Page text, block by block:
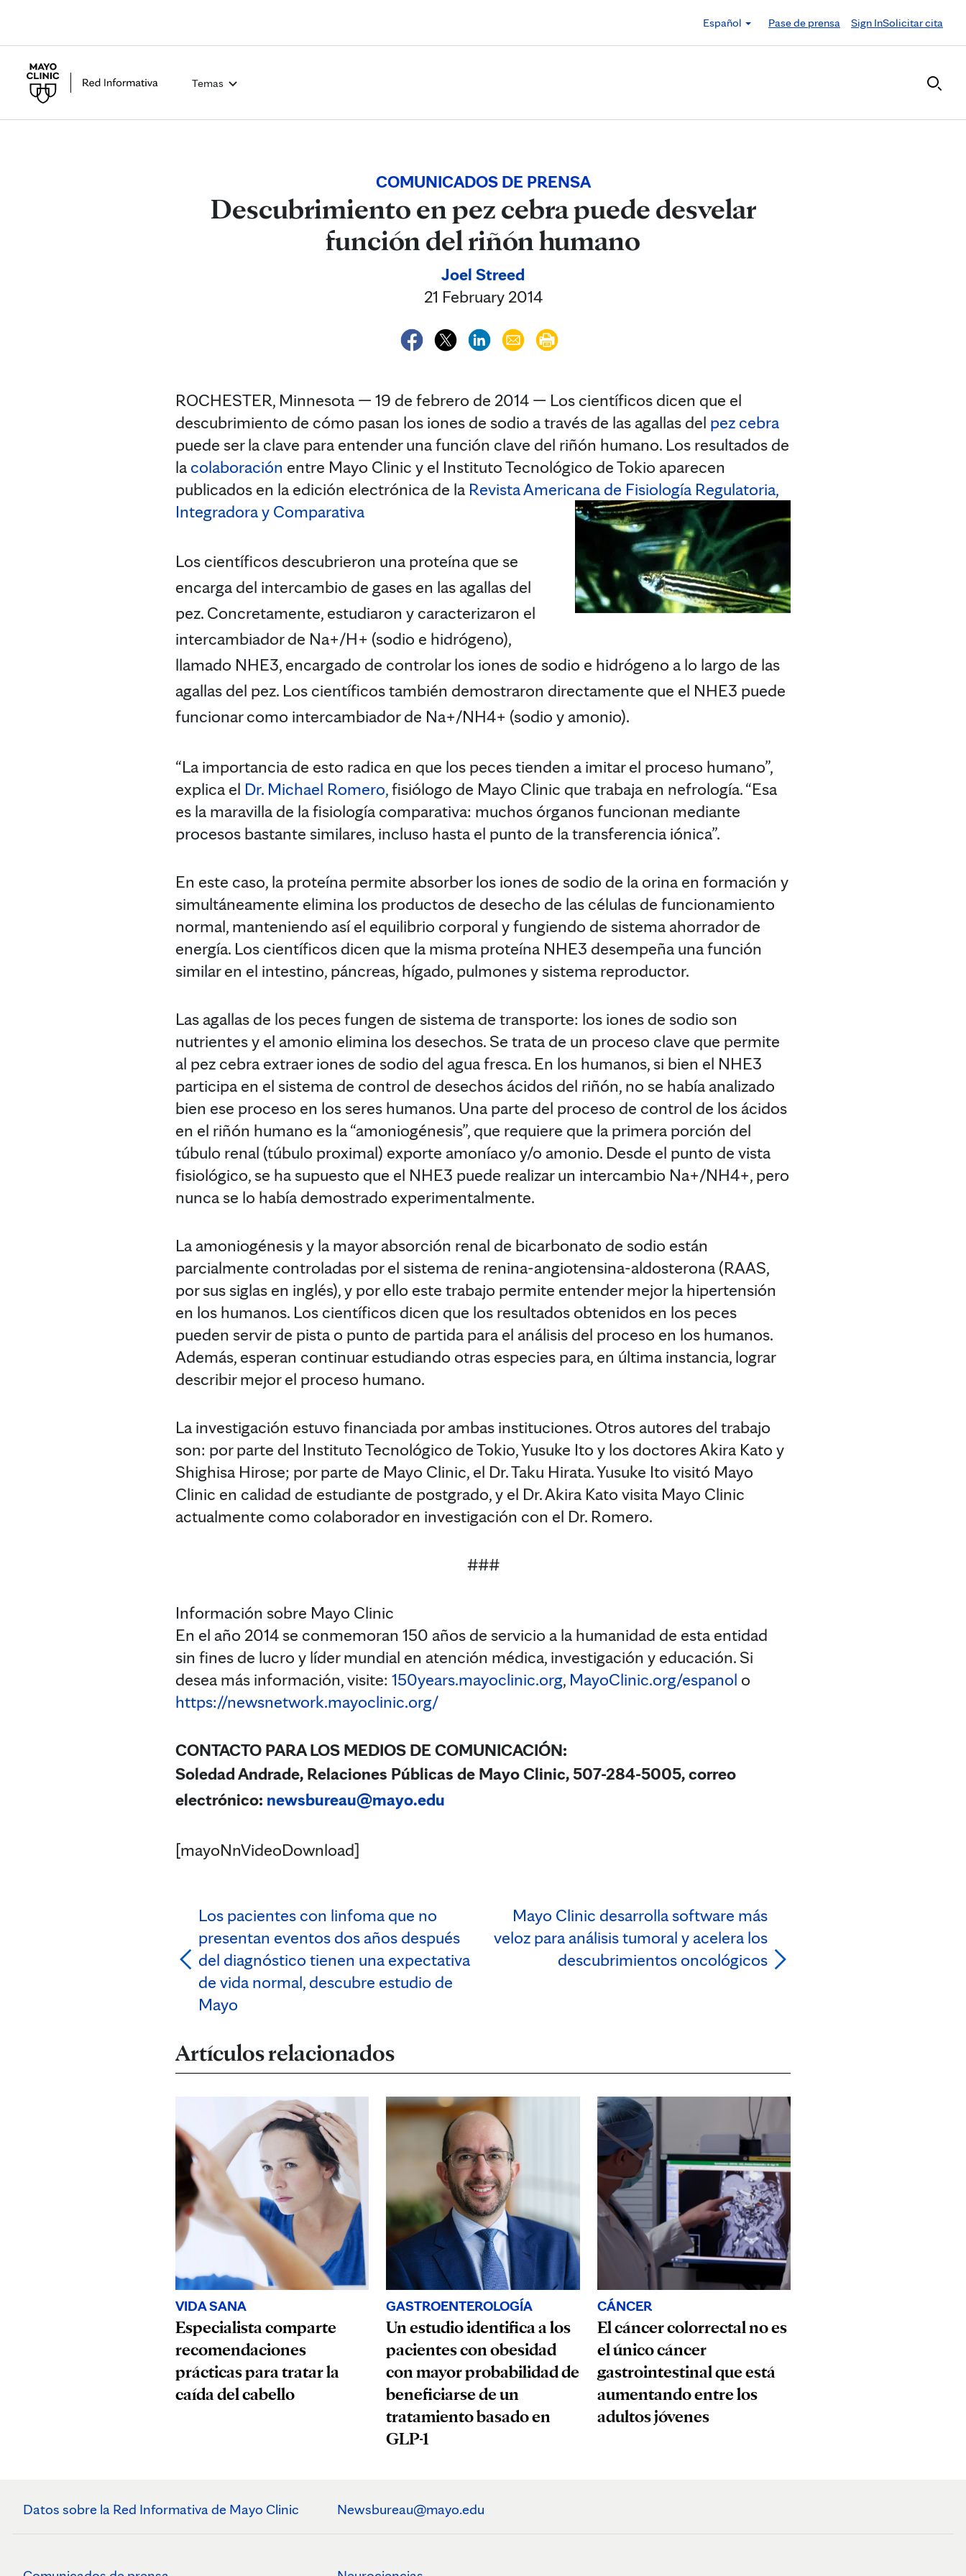
Español
Pase de prensa Sign InSolicitar cita
Temas
COMUNICADOS DE PRENSA
Descubrimiento en pez cebra puede desvelar
función del riñón humano
Joel Streed
21 February 2014
ROCHESTER, Minnesota — 19 de febrero de 2014 — Los científicos dicen que el
descubrimiento de cómo pasan los iones de sodio a través de las agallas del pez cebra
puede ser la clave para entender una función clave del riñón humano. Los resultados de
la colaboración entre Mayo Clinic y el Instituto Tecnológico de Tokio aparecen
publicados en la edición electrónica de la Revista Americana de Fisiología Regulatoria,
Integradora y Comparativa
Los científicos descubrieron una proteína que se
encarga del intercambio de gases en las agallas del
pez. Concretamente, estudiaron y caracterizaron el
intercambiador de Na+/H+ (sodio e hidrógeno),
llamado NHE3, encargado de controlar los iones de sodio e hidrógeno a lo largo de las
agallas del pez. Los científicos también demostraron directamente que el NHE3 puede
funcionar como intercambiador de Na+/NH4+ (sodio y amonio).
“La importancia de esto radica en que los peces tienden a imitar el proceso humano”,
explica el Dr. Michael Romero,fisiólogo de Mayo Clinic que trabaja en nefrología.“Esa
es la maravilla de la fisiología comparativa: muchos órganos funcionan mediante
procesos bastante similares, incluso hasta el punto de la transferencia iónica”.
En este caso, la proteína permite absorber los iones de sodio de la orina en formación y
simultáneamente elimina los productos de desecho de las células de funcionamiento
normal, manteniendo así el equilibrio corporal y fungiendo de sistema ahorrador de
energía. Los científicos dicen que la misma proteína NHE3 desempeña una función
similar en el intestino, páncreas, hígado, pulmones y sistema reproductor.
Las agallas de los peces fungen de sistema de transporte: los iones de sodio son
nutrientes y el amonio elimina los desechos. Se trata de un proceso clave que permite
al pez cebra extraer iones de sodio del agua fresca. En los humanos, si bien el NHE3
participa en el sistema de control de desechos ácidos del riñón, no se había analizado
bien ese proceso en los seres humanos. Una parte del proceso de control de los ácidos
en el riñón humano es la “amoniogénesis”, que requiere que la primera porción del
túbulo renal (túbulo proximal) exporte amoníaco y/o amonio. Desde el punto de vista
fisiológico, se ha supuesto que el NHE3 puede realizar un intercambio Na+/NH4+, pero
nunca se lo había demostrado experimentalmente.
La amoniogénesis y la mayor absorción renal de bicarbonato de sodio están
parcialmente controladas por el sistema de renina-angiotensina-aldosterona (RAAS,
por sus siglas en inglés), y por ello este trabajo permite entender mejor la hipertensión
en los humanos. Los científicos dicen que los resultados obtenidos en los peces
pueden servir de pista o punto de partida para el análisis del proceso en los humanos.
Además, esperan continuar estudiando otras especies para, en última instancia, lograr
describir mejor el proceso humano.
La investigación estuvo financiada por ambas instituciones. Otros autores del trabajo
son: por parte del Instituto Tecnológico de Tokio, Yusuke Ito y los doctores Akira Kato y
Shighisa Hirose; por parte de Mayo Clinic, el Dr. Taku Hirata. Yusuke Ito visitó Mayo
Clinic en calidad de estudiante de postgrado, y el Dr. Akira Kato visita Mayo Clinic
actualmente como colaborador en investigación con el Dr. Romero.
###
Información sobre Mayo Clinic
En el año 2014 se conmemoran 150 años de servicio a la humanidad de esta entidad
sin fines de lucro y líder mundial en atención médica, investigación y educación. Si
desea más información, visite: 150years.mayoclinic.org, MayoClinic.org/espanol o
https://newsnetwork.mayoclinic.org/
CONTACTO PARA LOS MEDIOS DE COMUNICACIÓN:
Soledad Andrade, Relaciones Públicas de Mayo Clinic, 507-284-5005, correo
electrónico: newsbureau@mayo.edu
[mayoNnVideoDownload]
Los pacientes con linfoma que no
presentan eventos dos años después
del diagnóstico tienen una expectativa
de vida normal, descubre estudio de
Mayo
Mayo Clinic desarrolla software más
veloz para análisis tumoral y acelera los
descubrimientos oncológicos
Artículos relacionados
VIDA SANA
Especialista comparte
recomendaciones
prácticas para tratar la
caída del cabello
GASTROENTEROLOGÍA
Un estudio identifica a los
pacientes con obesidad
con mayor probabilidad de
beneficiarse de un
tratamiento basado en
GLP-1
CÁNCER
El cáncer colorrectal no es
el único cáncer
gastrointestinal que está
aumentando entre los
adultos jóvenes
Datos sobre la Red Informativa de Mayo Clinic Newsbureau@mayo.edu